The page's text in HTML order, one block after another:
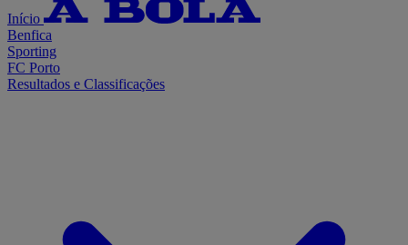
Início
Benfica
Sporting
FC Porto
Resultados e Classificações